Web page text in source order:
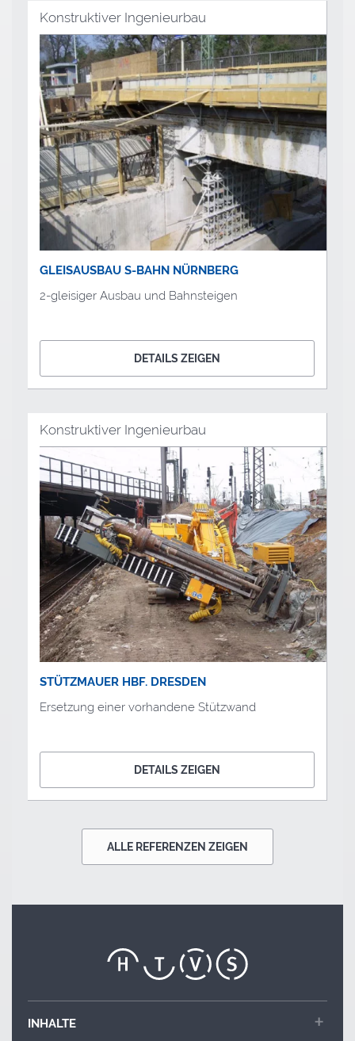
Konstruktiver Ingenieurbau
GLEISAUSBAU S-BAHN NÜRNBERG
2-gleisiger Ausbau und Bahnsteigen
DETAILS ZEIGEN
Konstruktiver Ingenieurbau
STÜTZMAUER HBF. DRESDEN
Ersetzung einer vorhandene Stützwand
DETAILS ZEIGEN
ALLE REFERENZEN ZEIGEN
INHALTE